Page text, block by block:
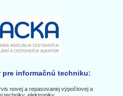
pre informačnú techniku:
novej a repasovanej výpočtovej a